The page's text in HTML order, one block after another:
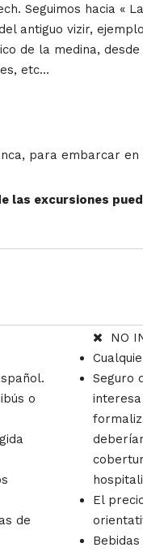
Seguimos hacia «
antiguo vizir,
de la medina,
etc…
para embarcar
las excursiones
o
de
NO
Seguro
El